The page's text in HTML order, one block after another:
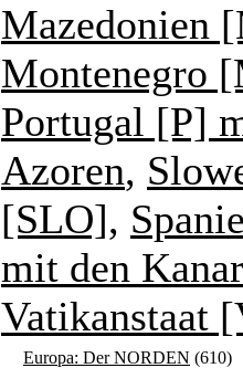
Mazedonien
Montenegro
Portugal [P]
Azoren,
[SLO],
mit den
Vatikanstaat
Europa: Der NORDEN (610)